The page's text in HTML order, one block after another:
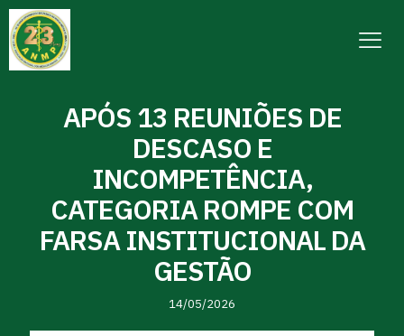
APÓS 13 REUNIÕES DE
DESCASO E
INCOMPETÊNCIA,
CATEGORIA ROMPE COM
FARSA INSTITUCIONAL DA
GESTÃO
14/05/2026